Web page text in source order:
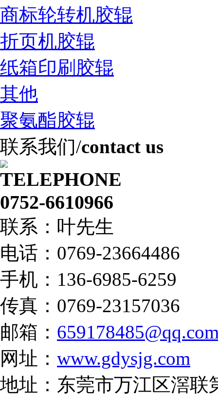
商标轮转机胶辊
折页机胶辊
纸箱印刷胶辊
其他
聚氨酯胶辊
联系我们/contact us
TELEPHONE
0752-6610966
联系：叶先生
电话：0769-23664486
手机：136-6985-6259
传真：0769-23157036
邮箱：
网址： www.gdysjg.com
地址：东莞市万江区滘联